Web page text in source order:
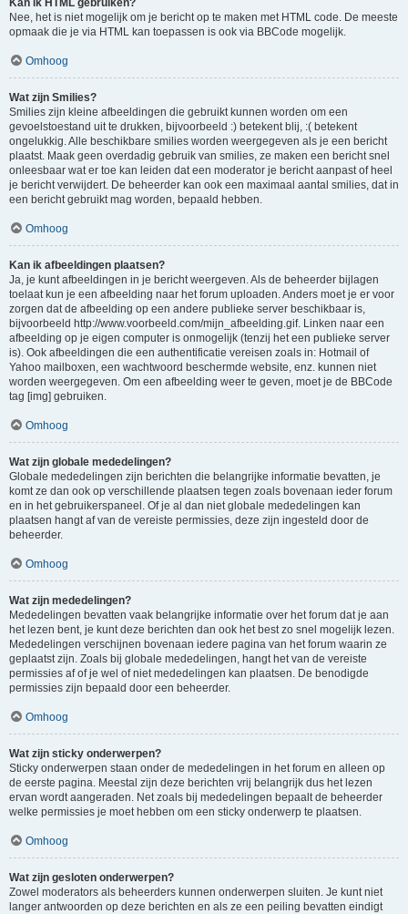
Kan ik HTML gebruiken?
Nee, het is niet mogelijk om je bericht op te maken met HTML code. De meeste
opmaak die je via HTML kan toepassen is ook via BBCode mogelijk.
Omhoog
Wat zijn Smilies?
Smilies zijn kleine afbeeldingen die gebruikt kunnen worden om een
gevoelstoestand uit te drukken, bijvoorbeeld :) betekent blij, :( betekent
ongelukkig. Alle beschikbare smilies worden weergegeven als je een bericht
plaatst. Maak geen overdadig gebruik van smilies, ze maken een bericht snel
onleesbaar wat er toe kan leiden dat een moderator je bericht aanpast of heel
je bericht verwijdert. De beheerder kan ook een maximaal aantal smilies, dat in
een bericht gebruikt mag worden, bepaald hebben.
Omhoog
Kan ik afbeeldingen plaatsen?
Ja, je kunt afbeeldingen in je bericht weergeven. Als de beheerder bijlagen
toelaat kun je een afbeelding naar het forum uploaden. Anders moet je er voor
zorgen dat de afbeelding op een andere publieke server beschikbaar is,
bijvoorbeeld http://www.voorbeeld.com/mijn_afbeelding.gif. Linken naar een
afbeelding op je eigen computer is onmogelijk (tenzij het een publieke server
is). Ook afbeeldingen die een authentificatie vereisen zoals in: Hotmail of
Yahoo mailboxen, een wachtwoord beschermde website, enz. kunnen niet
worden weergegeven. Om een afbeelding weer te geven, moet je de BBCode
tag [img] gebruiken.
Omhoog
Wat zijn globale mededelingen?
Globale mededelingen zijn berichten die belangrijke informatie bevatten, je
komt ze dan ook op verschillende plaatsen tegen zoals bovenaan ieder forum
en in het gebruikerspaneel. Of je al dan niet globale mededelingen kan
plaatsen hangt af van de vereiste permissies, deze zijn ingesteld door de
beheerder.
Omhoog
Wat zijn mededelingen?
Mededelingen bevatten vaak belangrijke informatie over het forum dat je aan
het lezen bent, je kunt deze berichten dan ook het best zo snel mogelijk lezen.
Mededelingen verschijnen bovenaan iedere pagina van het forum waarin ze
geplaatst zijn. Zoals bij globale mededelingen, hangt het van de vereiste
permissies af of je wel of niet mededelingen kan plaatsen. De benodigde
permissies zijn bepaald door een beheerder.
Omhoog
Wat zijn sticky onderwerpen?
Sticky onderwerpen staan onder de mededelingen in het forum en alleen op
de eerste pagina. Meestal zijn deze berichten vrij belangrijk dus het lezen
ervan wordt aangeraden. Net zoals bij mededelingen bepaalt de beheerder
welke permissies je moet hebben om een sticky onderwerp te plaatsen.
Omhoog
Wat zijn gesloten onderwerpen?
Zowel moderators als beheerders kunnen onderwerpen sluiten. Je kunt niet
langer antwoorden op deze berichten en als ze een peiling bevatten eindigt